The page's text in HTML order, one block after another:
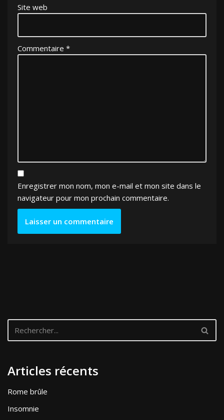
Site web
Commentaire *
Enregistrer mon nom, mon e-mail et mon site dans le
navigateur pour mon prochain commentaire.
Articles récents
Rome brûle
Insomnie